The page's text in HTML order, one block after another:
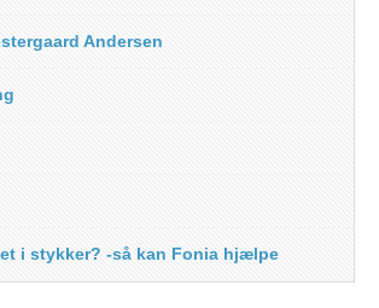
Andersen
i stykker? -så kan Fonia hjælpe